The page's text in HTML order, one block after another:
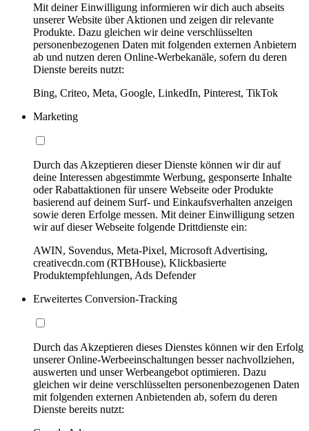
Mit deiner Einwilligung informieren wir dich auch abseits
unserer Website über Aktionen und zeigen dir relevante
Produkte. Dazu gleichen wir deine verschlüsselten
personenbezogenen Daten mit folgenden externen Anbietern
ab und nutzen deren Online-Werbekanäle, sofern du deren
Dienste bereits nutzt:
Bing, Criteo, Meta, Google, LinkedIn, Pinterest, TikTok
Marketing
Durch das Akzeptieren dieser Dienste können wir dir auf
deine Interessen abgestimmte Werbung, gesponserte Inhalte
oder Rabattaktionen für unsere Webseite oder Produkte
basierend auf deinem Surf- und Einkaufsverhalten anzeigen
sowie deren Erfolge messen. Mit deiner Einwilligung setzen
wir auf dieser Webseite folgende Drittdienste ein:
AWIN, Sovendus, Meta-Pixel, Microsoft Advertising,
creativecdn.com (RTBHouse), Klickbasierte
Produktempfehlungen, Ads Defender
Erweitertes Conversion-Tracking
Durch das Akzeptieren dieses Dienstes können wir den Erfolg
unserer Online-Werbeeinschaltungen besser nachvollziehen,
auswerten und unser Werbeangebot optimieren. Dazu
gleichen wir deine verschlüsselten personenbezogenen Daten
mit folgenden externen Anbietenden ab, sofern du deren
Dienste bereits nutzt: